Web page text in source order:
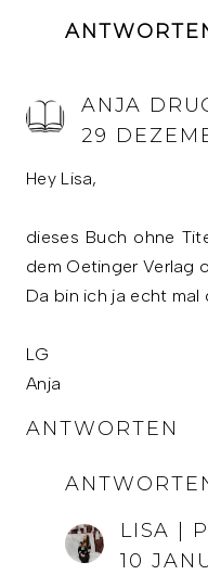
ANJA
29
Hey Lisa,
dieses Buch ohne
dem Oetinger Verlag
Da bin ich ja echt
LG
Anja
ANTWORTEN
LISA |
10